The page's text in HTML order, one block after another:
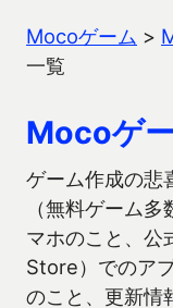
Mocoゲーム >
一覧
Mocoゲ
ゲーム作成の悲
（無料ゲーム
マホのこと、
Store）でのア
のこと、更新情